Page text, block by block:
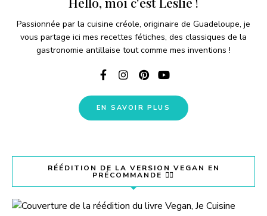
Passionnée par la cuisine créole, originaire de Guadeloupe, je
vous partage ici mes recettes fétiches, des classiques de la
gastronomie antillaise tout comme mes inventions !
EN SAVOIR PLUS
RÉÉDITION DE LA VERSION VEGAN EN
PRÉCOMMANDE 👇🏽